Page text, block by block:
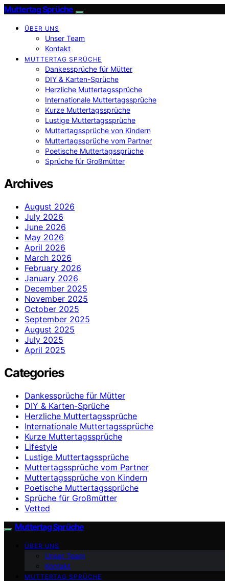
Muttertag Sprüche
ÜBER UNS
Unser Team
Kontakt
MUTTERTAG SPRÜCHE
Dankessprüche für Mütter
DIY & Karten-Sprüche
Herzliche Muttertagssprüche
Internationale Muttertagssprüche
Kurze Muttertagssprüche
Lustige Muttertagssprüche
Muttertagssprüche von Kindern
Muttertagssprüche vom Partner
Poetische Muttertagssprüche
Sprüche für Großmütter
Archives
August 2026
July 2026
June 2026
May 2026
April 2026
March 2026
February 2026
January 2026
December 2025
November 2025
October 2025
September 2025
August 2025
July 2025
April 2025
Categories
Dankessprüche für Mütter
DIY & Karten-Sprüche
Herzliche Muttertagssprüche
Internationale Muttertagssprüche
Kurze Muttertagssprüche
Lifestyle
Lustige Muttertagssprüche
Muttertagssprüche vom Partner
Muttertagssprüche von Kindern
Poetische Muttertagssprüche
Sprüche für Großmütter
Vetted
Muttertag Sprüche
ÜBER UNS
Unser Team
Kontakt
MUTTERTAG SPRÜCHE